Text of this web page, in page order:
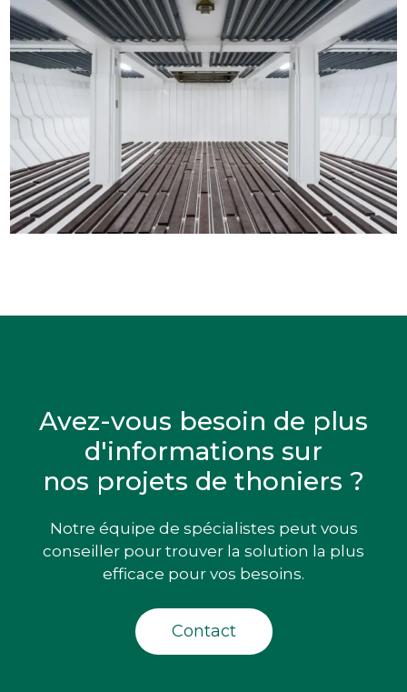
Avez-vous besoin de plus
d'informations sur
nos projets de thoniers ?
Notre équipe de spécialistes peut vous
conseiller pour trouver la solution la plus
efficace pour vos besoins.
Contact